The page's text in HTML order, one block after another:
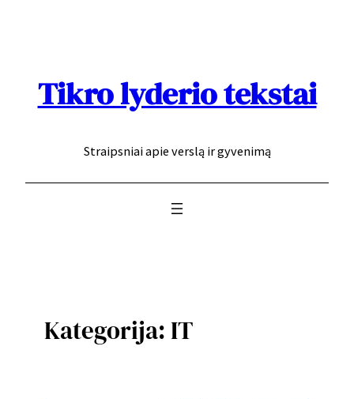
Tikro lyderio tekstai
Straipsniai apie verslą ir gyvenimą
Kategorija:IT